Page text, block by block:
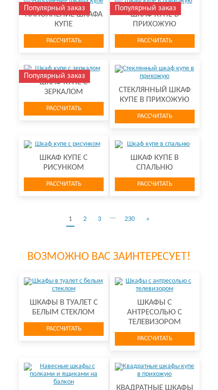
Популярный заказ
НАПОЛНЕНИЕ ШКАФА
КУПЕ
РАССЧИТАТЬ
Популярный заказ
ШКАФ КУПЕ В
ПРИХОЖУЮ
РАССЧИТАТЬ
Популярный заказ
ШКАФ КУПЕ С
ЗЕРКАЛОМ
РАССЧИТАТЬ
СТЕКЛЯННЫЙ ШКАФ
КУПЕ В ПРИХОЖУЮ
РАССЧИТАТЬ
ШКАФ КУПЕ С
РИСУНКОМ
РАССЧИТАТЬ
ШКАФ КУПЕ В
СПАЛЬНЮ
РАССЧИТАТЬ
1 2 3 ... 230 »
ВОЗМОЖНО ВАС ЗАИНТЕРЕСУЕТ!
ШКАФЫ В ТУАЛЕТ С
БЕЛЫМ СТЕКЛОМ
РАССЧИТАТЬ
ШКАФЫ С
АНТРЕСОЛЬЮ С
ТЕЛЕВИЗОРОМ
РАССЧИТАТЬ
КВАДРАТНЫЕ ШКАФЫ